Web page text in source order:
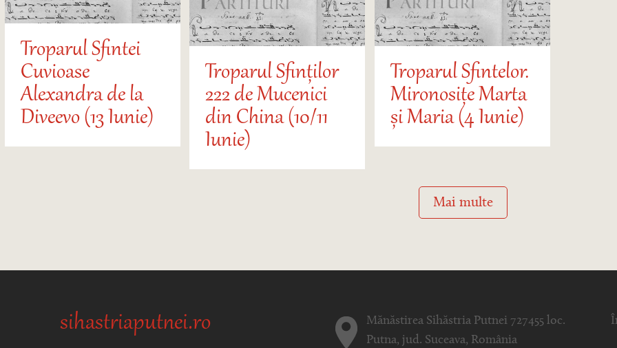
Troparul Sfintei
Cuvioase
Alexandra de la
Diveevo (13 Iunie)
Troparul Sfinților
222 de Mucenici
din China (10/11
Iunie)
Troparul Sfintelor.
Mironosițe Marta
și Maria (4 Iunie)
Mai multe
sihastriaputnei.ro
Mănăstirea Sihăstria Putnei 727455 loc.
Putna, jud. Suceava, România